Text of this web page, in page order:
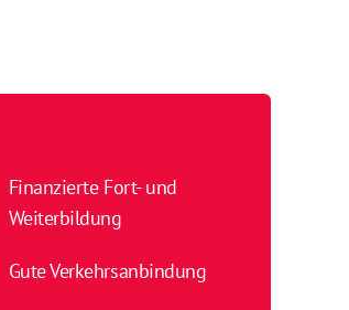
Finanzierte Fort- und
Weiterbildung
Gute Verkehrsanbindung